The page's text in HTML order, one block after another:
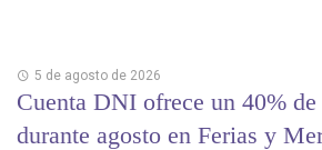
5 de agosto de 2026
Cuenta DNI ofrece un 40% de
durante agosto en Ferias y